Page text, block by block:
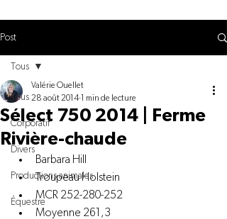
Post
Tous
Corporatif
Divers
Productions animales
Équestre
Tous
Sélect 750 2014 | Ferme
Rivière-chaude
Valérie Ouellet
28 août 2014 1 min de lecture
Barbara Hill
Troupeau Holstein
MCR 252-280-252
Moyenne 261,3